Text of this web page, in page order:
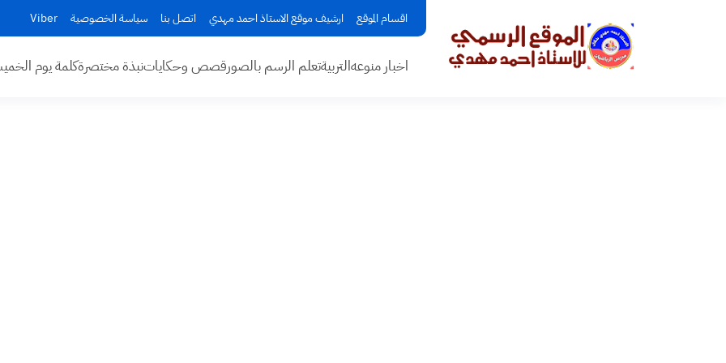
اقسام الموقع ارشيف موقع الاستاذ احمد مهدي اتصل بنا سياسة الخصوصية Viber
اخبار منوعهالتربيةتعلم الرسم بالصورقصص وحكاياتنبذة مختصرةكلمة يوم